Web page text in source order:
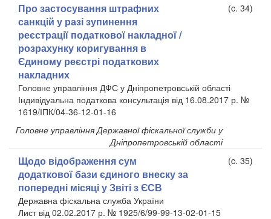
Про застосування штрафних
санкцій у разі зупинення
реєстрації податкової накладної /
розрахунку коригування в
Єдиному реєстрі податкових
накладних
(c. 34)
Головне управління ДФС у Дніпропетровській області
Індивідуальна податкова консультація від 16.08.2017 р. №
1619/ІПК/04-36-12-01-16
Головне управління Державної фіскальної служби у
Дніпропетровській області
Щодо відображення сум
додаткової бази єдиного внеску за
попередні місяці у Звіті з ЄСВ
(c. 35)
Державна фіскальна служба України
Лист від 02.02.2017 р. № 1925/6/99-99-13-02-01-15